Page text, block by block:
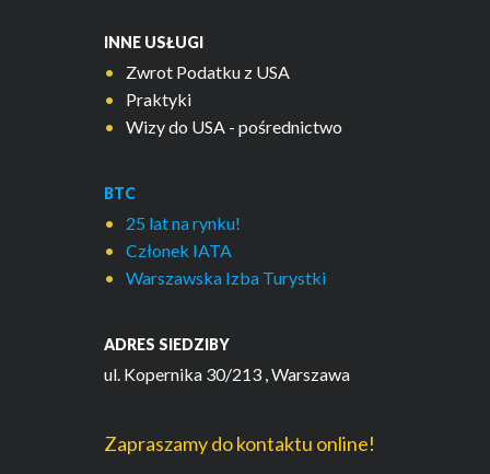
INNE USŁUGI
Zwrot Podatku z USA
Praktyki
Wizy do USA - pośrednictwo
BTC
25 lat na rynku!
Członek IATA
Warszawska Izba Turystki
ADRES SIEDZIBY
ul. Kopernika 30/213 , Warszawa
Zapraszamy do kontaktu online!